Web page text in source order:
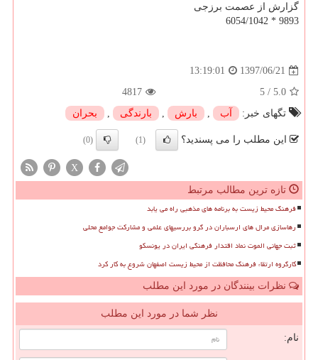
گزارش از عصمت برزجی
9893 * 6054/1042
1397/06/21
13:19:01
5.0
/
5
4817
تگهای خبر:
آب , بارش , بارندگی , بحران
این مطلب را می پسندید؟ (1)
(0)
X
تازه ترین مطالب مرتبط
فرهنگ محیط زیست به برنامه های مذهبی راه می یابد
رهاسازی مرال های ارسباران در گرو بررسیهای علمی و مشارکت جوامع محلی
ثبت جهانی الموت نماد اقتدار فرهنگی ایران در یونسکو
کارگروه ارتقاء فرهنگ محافظت از محیط زیست اصفهان شروع به کار کرد
نظرات بینندگان در مورد این مطلب
نظر شما در مورد این مطلب
نام: